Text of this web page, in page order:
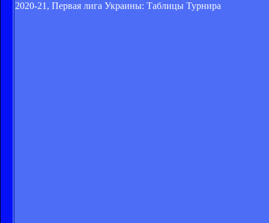
2020-21, Первая лига Украины: Таблицы Турнира